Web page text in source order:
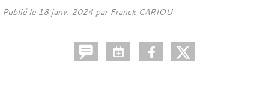
Publié le 18 janv. 2024 par Franck CARIOU